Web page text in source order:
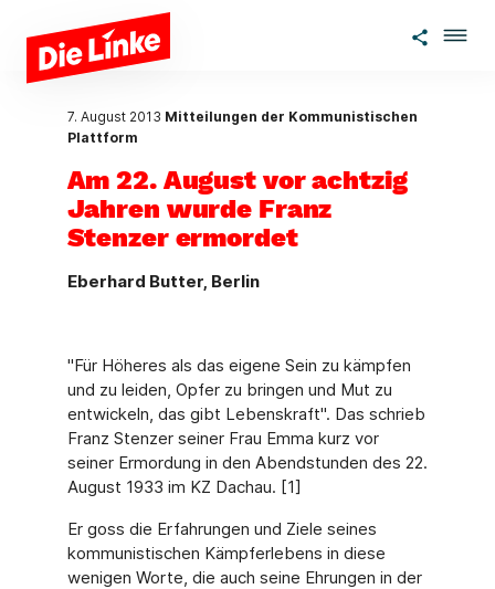
Zum Hauptinhalt springen
7. August 2013 Mitteilungen der Kommunistischen
Plattform
Am 22. August vor achtzig
Jahren wurde Franz
Stenzer ermordet
Eberhard Butter, Berlin
"Für Höheres als das eigene Sein zu kämpfen
und zu leiden, Opfer zu bringen und Mut zu
entwickeln, das gibt Lebenskraft". Das schrieb
Franz Stenzer seiner Frau Emma kurz vor
seiner Ermordung in den Abendstunden des 22.
August 1933 im KZ Dachau. [1]
Er goss die Erfahrungen und Ziele seines
kommunistischen Kämpferlebens in diese
wenigen Worte, die auch seine Ehrungen in der